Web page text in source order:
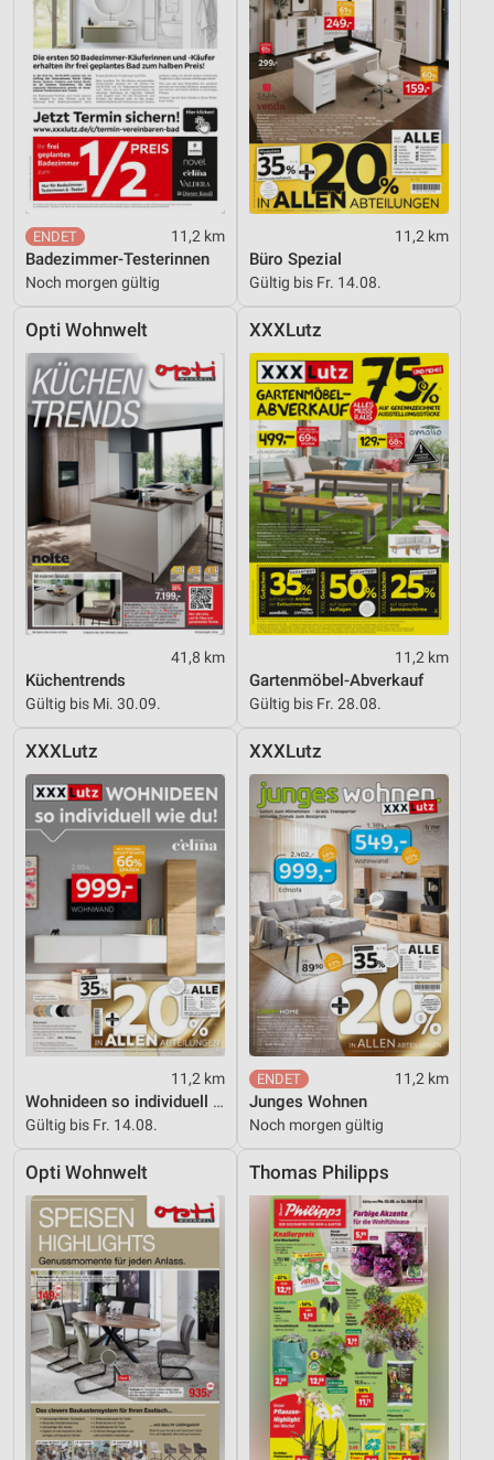
11,2 km
Badezimmer-Testerinnen
Noch morgen gültig
11,2 km
Büro Spezial
Gültig bis Fr. 14.08.
Opti Wohnwelt
41,8 km
Küchentrends
Gültig bis Mi. 30.09.
XXXLutz
11,2 km
Gartenmöbel-Abverkauf
Gültig bis Fr. 28.08.
XXXLutz
11,2 km
Wohnideen so individuell wie du!
Gültig bis Fr. 14.08.
XXXLutz
11,2 km
Junges Wohnen
Noch morgen gültig
Opti Wohnwelt Thomas Philipps
Verwendung reduzierter Daten zur Auswahl von
Inhalten
IAB-Besonderheiten:
Verwendung genauer Standortdaten
Geräte anhand von aktiv angeforderten
Informationen identifizieren
Nicht-IAB-Verarbeitungszwecke:
Notwendig
Performance
Funktional
Werbung